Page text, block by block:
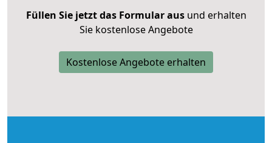
Füllen Sie jetzt das Formular ausund erhalten
Sie kostenlose Angebote
Kostenlose Angebote erhalten